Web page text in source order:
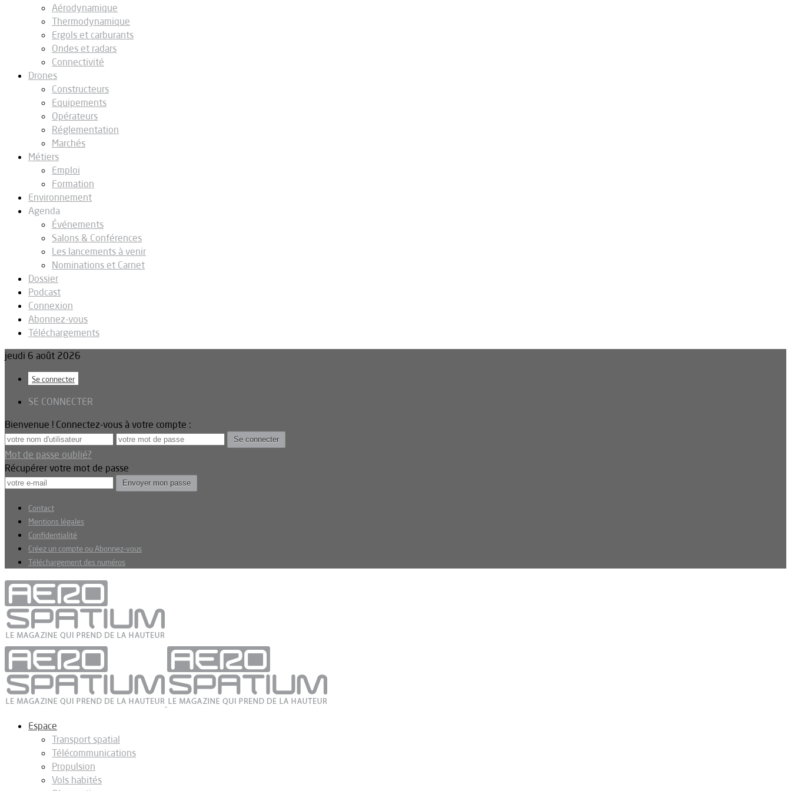
Aérodynamique
Thermodynamique
Ergols et carburants
Ondes et radars
Connectivité
Drones
Constructeurs
Equipements
Opérateurs
Réglementation
Marchés
Métiers
Emploi
Formation
Environnement
Agenda
Événements
Salons & Conférences
Les lancements à venir
Nominations et Carnet
Dossier
Podcast
Connexion
Abonnez-vous
Téléchargements
jeudi 6 août 2026
Se connecter
SE CONNECTER
Bienvenue ! Connectez-vous à votre compte :
Mot de passe oublié?
Récupérer votre mot de passe
Contact
Mentions légales
Confidentialité
Créez un compte ou Abonnez-vous
Téléchargement des numéros
Espace
Transport spatial
Télécommunications
Propulsion
Vols habités